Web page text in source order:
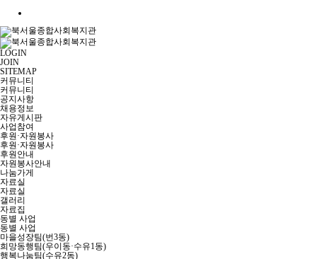
LOGIN
JOIN
SITEMAP
커뮤니티
커뮤니티
공지사항
채용정보
자유게시판
사업참여
후원·자원봉사
후원·자원봉사
후원안내
자원봉사안내
나눔가게
자료실
자료실
갤러리
자료집
동별 사업
동별 사업
마을성장팀(번3동)
희망동행팀(우이동·수유1동)
행복나눔팀(수유2동)